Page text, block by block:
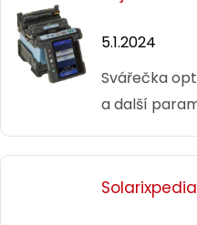
šedý non-snag-proof
1MB
Vysoce kvalitní dvakrát
LSOH plášť.
5.1.2024
Svářečka
a další